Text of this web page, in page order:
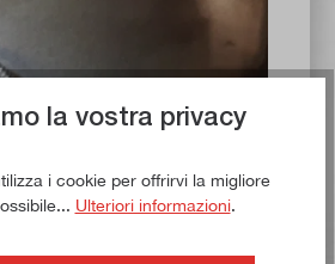
la vostra privacy
i cookie per offrirvi la migliore
Ulteriori informazioni.